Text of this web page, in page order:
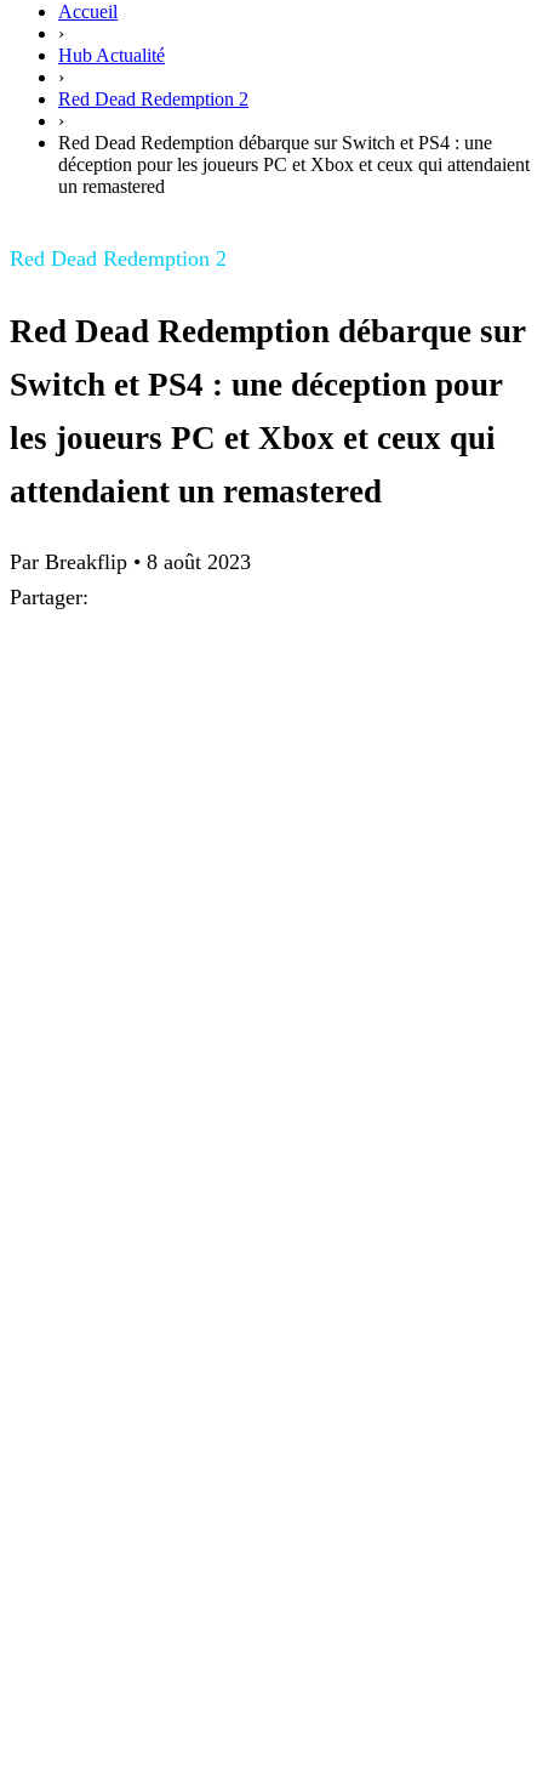
Accueil
›
Hub Actualité
›
Red Dead Redemption 2
›
Red Dead Redemption débarque sur Switch et PS4 : une
déception pour les joueurs PC et Xbox et ceux qui attendaient
un remastered
Red Dead Redemption 2
Red Dead Redemption débarque sur
Switch et PS4 : une déception pour
les joueurs PC et Xbox et ceux qui
attendaient un remastered
Par Breakflip • 8 août 2023
Partager: